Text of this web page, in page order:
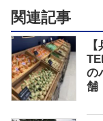
関連記事
の
舗